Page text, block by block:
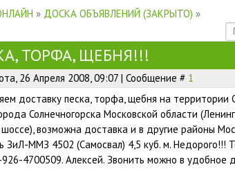
» ДОСКА ОБЪЯВЛЕНИЙ (ЗАКРЫТО) »
ТОРФА, ЩЕБНЯ!!!
26 Апреля 2008, 09:07 | Сообщение # 1
доставку песка, торфа, щебня на территории
Солнечногорска Московской области
возможна доставка и в другие районы
ЗиЛ-ММЗ 4502 (Самосвал) 4,5 куб. м. Недорого!!!
4700509. Алексей. Звонить можно в удобное